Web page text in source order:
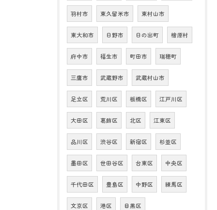
羽村市 東久留米市 東村山市
東大和市 日野市 日の出町 檜原村
府中市 福生市 町田市 瑞穂町
三鷹市 武蔵野市 武蔵村山市
足立区 荒川区 板橋区 江戸川区
大田区 葛飾区 北区 江東区
品川区 渋谷区 新宿区 杉並区
墨田区 世田谷区 台東区 中央区
千代田区 豊島区 中野区 練馬区
文京区 港区 目黒区